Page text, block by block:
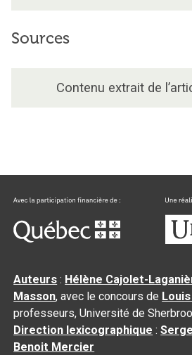
Sources
Contenu extrait de
Auteurs : Hélène Cajolet-
Masson, avec le concours de
professeurs, Université de
Direction lexicographique :
Benoit Mercier